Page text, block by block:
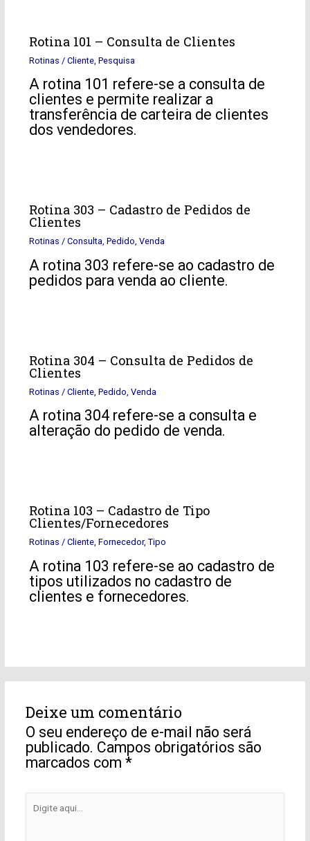
Rotina 101 – Consulta de Clientes
Rotinas / Cliente, Pesquisa
A rotina 101 refere-se a consulta de
clientes e permite realizar a
transferência de carteira de clientes
dos vendedores.
Rotina 303 – Cadastro de Pedidos de
Clientes
Rotinas / Consulta, Pedido, Venda
A rotina 303 refere-se ao cadastro de
pedidos para venda ao cliente.
Rotina 304 – Consulta de Pedidos de
Clientes
Rotinas / Cliente, Pedido Venda
A rotina 304 refere-se a consulta e
alteração do pedido de venda.
Rotina 103 – Cadastro de Tipo
Clientes/Fornecedores
Rotinas / Cliente, Fornecedor, Tipo
A rotina 103 refere-se ao cadastro de
tipos utilizados no cadastro de
clientes e fornecedores.
Deixe um comentário
O seu endereço de e-mail não será
publicado. Campos obrigatórios são
marcados com *
aqui...